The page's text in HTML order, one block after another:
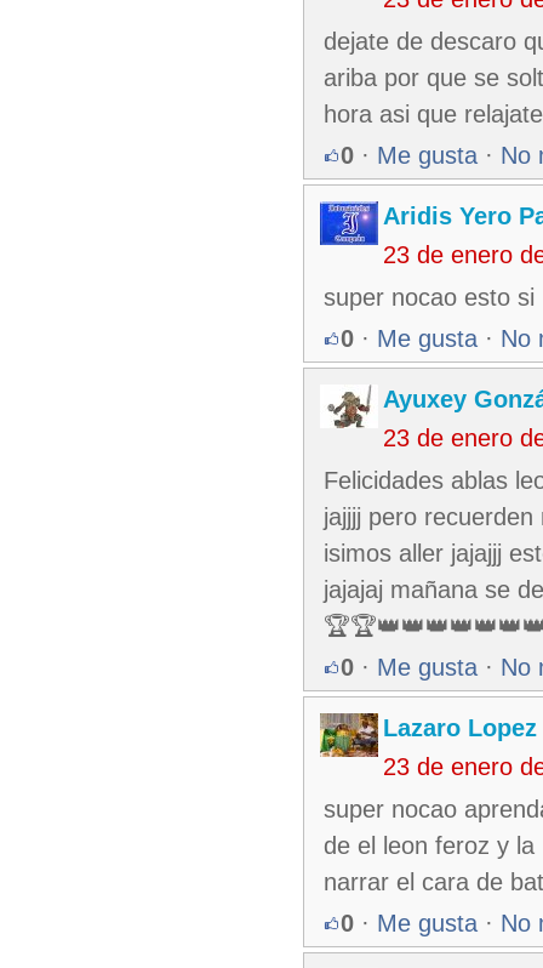
dejate de descaro
ariba por que se
hora asi que
0 · Me gusta · No
Aridis Yero
23 de enero
super nocao esto
0 · Me gusta · No
Ayuxey
23 de enero
Felicidades ablas
jajjjj pero
isimos aller jajajjj
jajajaj mañana se
0 · Me gusta · No
Lazaro Lopez
23 de enero
super nocao
de el leon feroz y
narrar el cara de
0 · Me gusta · No